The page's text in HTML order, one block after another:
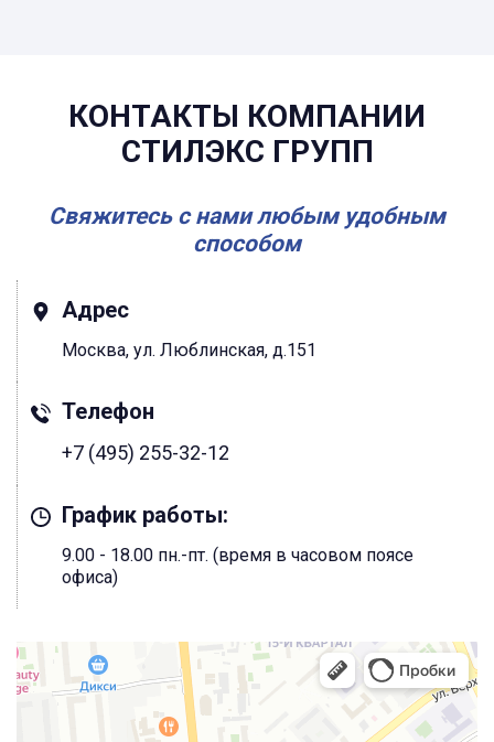
КОНТАКТЫ КОМПАНИИ
СТИЛЭКС ГРУПП
Свяжитесь с нами любым удобным
способом
Адрес
Москва, ул. Люблинская, д.151
Телефон
+7 (495) 255-32-12
График работы:
9.00 - 18.00 пн.-пт. (время в часовом поясе
офиса)